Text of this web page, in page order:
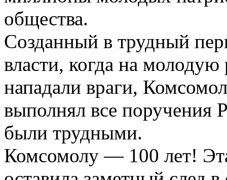
общества.
Созданный в трудный
власти, когда на молодую
нападали враги,
выполнял все
были трудными.
Комсомолу — 100 лет!